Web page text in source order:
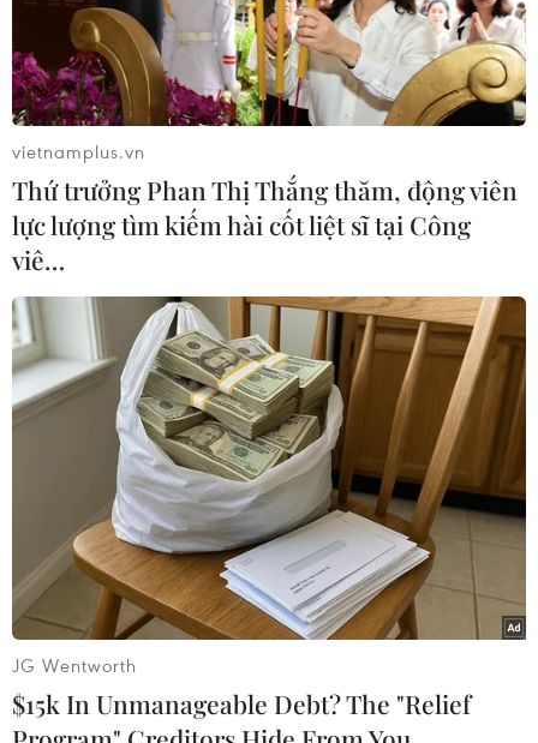
Theo dõi VietnamPlus
TIN LIÊN QUAN
Khung cảnh đáng sợ ở New
vietnamplus.vn
Thứ trưởng Phan Thị Thắng thăm, động viên
lực lượng tìm kiếm hài cốt liệt sĩ tại Công
viê…
JG Wentworth
$15k In Unmanageable Debt? The "Relief